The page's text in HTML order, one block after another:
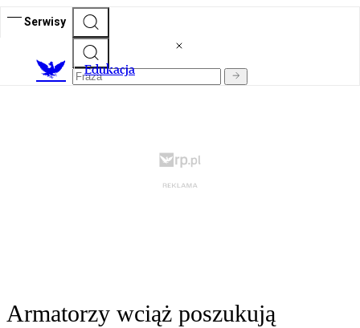
Serwisy
Edukacja
Armatorzy wciąż poszukują